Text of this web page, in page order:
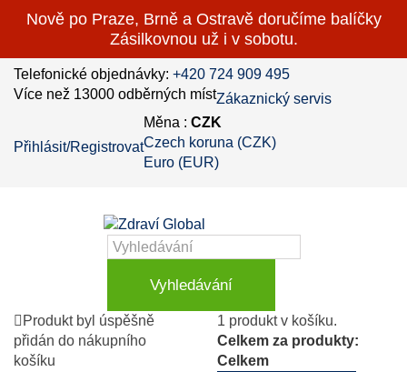
Nově po Praze, Brně a Ostravě doručíme balíčky
Zásilkovnou už i v sobotu.
Telefonické objednávky: +420 724 909 495
Více než 13000 odběrných místZákaznický servis
Přihlásit/Registrovat
Měna : CZK
Czech koruna (CZK)
Euro (EUR)
Vyhledávání
Produkt byl úspěšně
přidán do nákupního
košíku
1 produkt v košíku.
Celkem za produkty:
Celkem